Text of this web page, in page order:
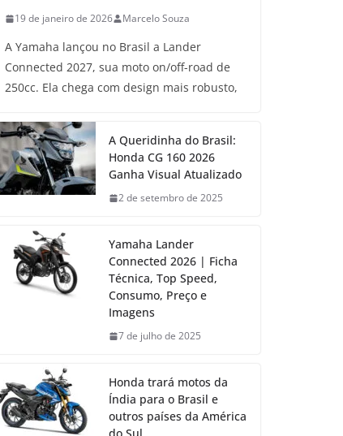
19 de janeiro de 2026 Marcelo Souza
A Yamaha lançou no Brasil a Lander
Connected 2027, sua moto on/off-road de
250cc. Ela chega com design mais robusto,
A Queridinha do Brasil:
Honda CG 160 2026
Ganha Visual Atualizado
2 de setembro de 2025
Yamaha Lander
Connected 2026 | Ficha
Técnica, Top Speed,
Consumo, Preço e
Imagens
7 de julho de 2025
Honda trará motos da
Índia para o Brasil e
outros países da América